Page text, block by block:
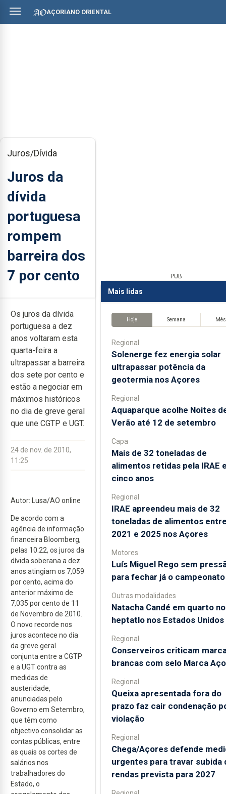
AÇORIANO ORIENTAL
Juros/Dívida
Juros da
dívida
portuguesa
rompem
barreira dos
7 por cento
Os juros da dívida
portuguesa a dez
anos voltaram esta
quarta-feira a
ultrapassar a barreira
dos sete por cento e
estão a negociar em
máximos históricos
no dia de greve geral
que une CGTP e UGT.
24 de nov. de 2010,
11:25
Autor: Lusa/AO online
De acordo com a
agência de informação
financeira Bloomberg,
pelas 10:22, os juros da
dívida soberana a dez
anos atingiam os 7,059
por cento, acima do
anterior máximo de
7,035 por cento de 11
de Novembro de 2010.
O novo recorde nos
juros acontece no dia
da greve geral
conjunta entre a CGTP
e a UGT contra as
medidas de
austeridade,
anunciadas pelo
Governo em Setembro,
que têm como
objectivo consolidar as
contas públicas, entre
as quais os cortes de
salários nos
trabalhadores do
Estado, o
PUB
Mais lidas
Hoje Semana Mês
Regional
Solenerge fez energia solar
ultrapassar potência da
geotermia nos Açores
Regional
Aquaparque acolhe Noites
Verão até 12 de setembro
Capa
Mais de 32 toneladas de
alimentos retidas pela IRAE
cinco anos
Regional
IRAE apreendeu mais de 32
toneladas de alimentos
2021 e 2025 nos Açores
Motores
Luís Miguel Rego sem
para fechar já o campeonato
Outras modalidades
Natacha Candé em quarto no
heptatlo nos Estados Unidos
Regional
Conserveiros criticam
brancas com selo Marca
Regional
Queixa apresentada fora do
prazo faz cair condenação
violação
Regional
Chega/Açores defende
urgentes para travar subida
rendas prevista para 2027